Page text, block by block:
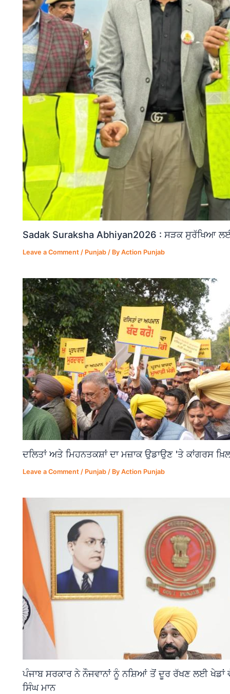
Sadak Suraksha Abhiyan2026 : ਸੜਕ ਸੁਰੱਖਿਆ
Leave a Comment / Punjab / ByAction Punjab
ਦਲਿਤਾਂ ਅਤੇ ਮਿਹਨਤਕਸ਼ਾਂ ਦਾ ਮਜ਼ਾਕ ਉਡਾਉਣ 'ਤੇ ਕਾਂਗਰਸ
Leave a Comment / Punjab / ByAction Punjab
ਪੰਜਾਬ ਸਰਕਾਰ ਨੇ ਨੌਜਵਾਨਾਂ ਨੂੰ ਨਸ਼ਿਆਂ ਤੋਂ ਦੂਰ ਰੱਖਣ ਲਈ ਖੇਡਾਂ
ਸਿੰਘ ਮਾਨ